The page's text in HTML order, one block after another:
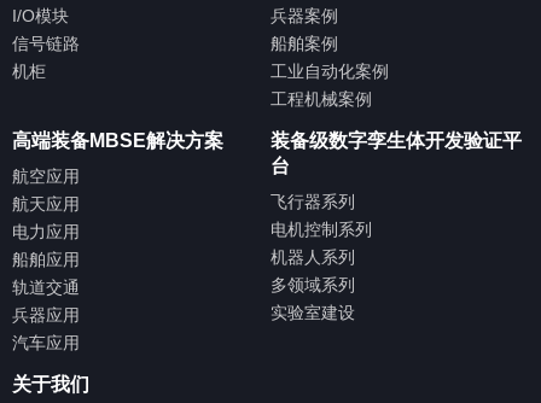
I/O模块
信号链路
机柜
兵器案例
船舶案例
工业自动化案例
工程机械案例
高端装备MBSE解决方案
航空应用
航天应用
电力应用
船舶应用
轨道交通
兵器应用
汽车应用
装备级数字孪生体开发验证平
台
飞行器系列
电机控制系列
机器人系列
多领域系列
实验室建设
关于我们